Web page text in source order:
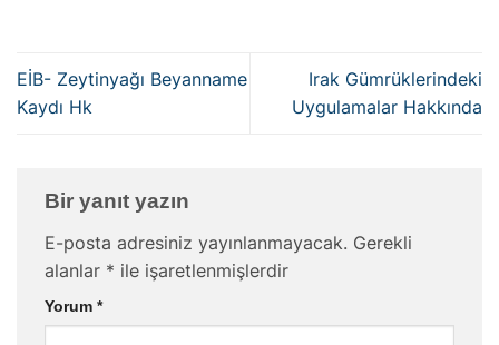
EİB- Zeytinyağı Beyanname
Kaydı Hk
Irak Gümrüklerindeki
Uygulamalar Hakkında
Bir yanıt yazın
E-posta adresiniz yayınlanmayacak. Gerekli
alanlar * ile işaretlenmişlerdir
Yorum *